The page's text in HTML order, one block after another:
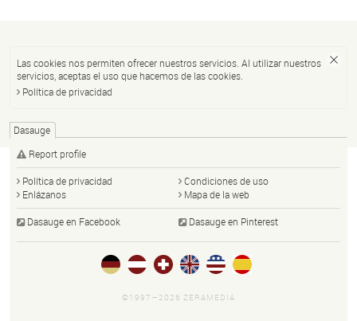
Las cookies nos permiten ofrecer nuestros servicios. Al utilizar nuestros
servicios, aceptas el uso que hacemos de las cookies.
Política de privacidad
Dasauge
Report profile
Política de privacidad
Condiciones de uso
Enlázanos
Mapa de la web
Dasauge en Facebook Dasauge en Pinterest
©1997—2026 ZERAMEDIA